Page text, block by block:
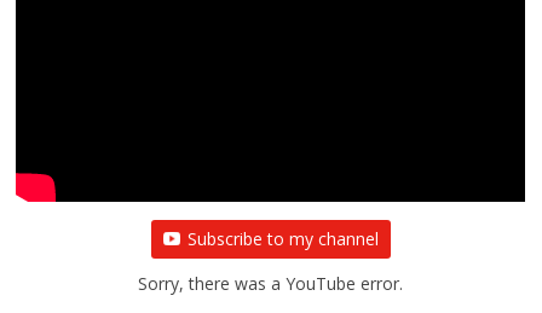
Subscribe to my channel
Sorry, there was a YouTube error.